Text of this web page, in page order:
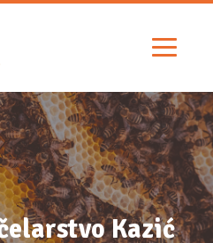
Kazić